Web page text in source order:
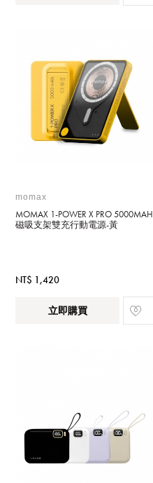
momax
MOMAX 1-POWER X PRO 5000MAH
磁吸支架雙充行動電源-黃
NT$ 1,420
立即購買